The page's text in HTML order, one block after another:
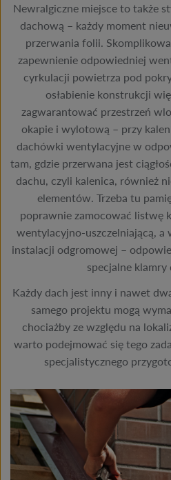
Newralgiczne miejsce to także
dachową – każdy moment
przerwania folii.
zapewnienie odpowiedniej
cyrkulacji powietrza pod
osłabienie konstrukcji
zagwarantować przestrzeń
okapie i wylotową – przy
dachówki wentylacyjne w
tam, gdzie przerwana jest
dachu, czyli kalenica, również
elementów. Trzeba tu
poprawnie zamocować listwę
wentylacyjno-uszczelniającą,
instalacji odgromowej –
specjalne klamry
Każdy dach jest inny i nawet
samego projektu mogą
chociażby ze względu na
warto podejmować się tego
specjalistycznego